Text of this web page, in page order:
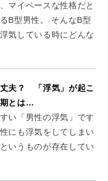
マイペースな性格だと
B型男性。 そんなB型
気している時にどんな
夫？ 「浮気」が起こ
期とは…
い「男性の浮気」です
にも浮気をしてしまい
いうものが存在してい